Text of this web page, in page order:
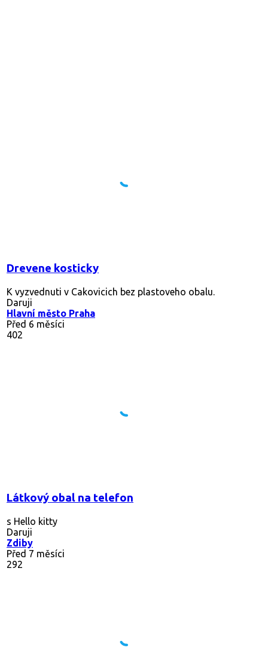
Drevene kosticky
K vyzvednuti v Cakovicich bez plastoveho obalu.
Daruji
Hlavní město Praha
Před 6 měsíci
402
Látkový obal na telefon
s Hello kitty
Daruji
Zdiby
Před 7 měsíci
292